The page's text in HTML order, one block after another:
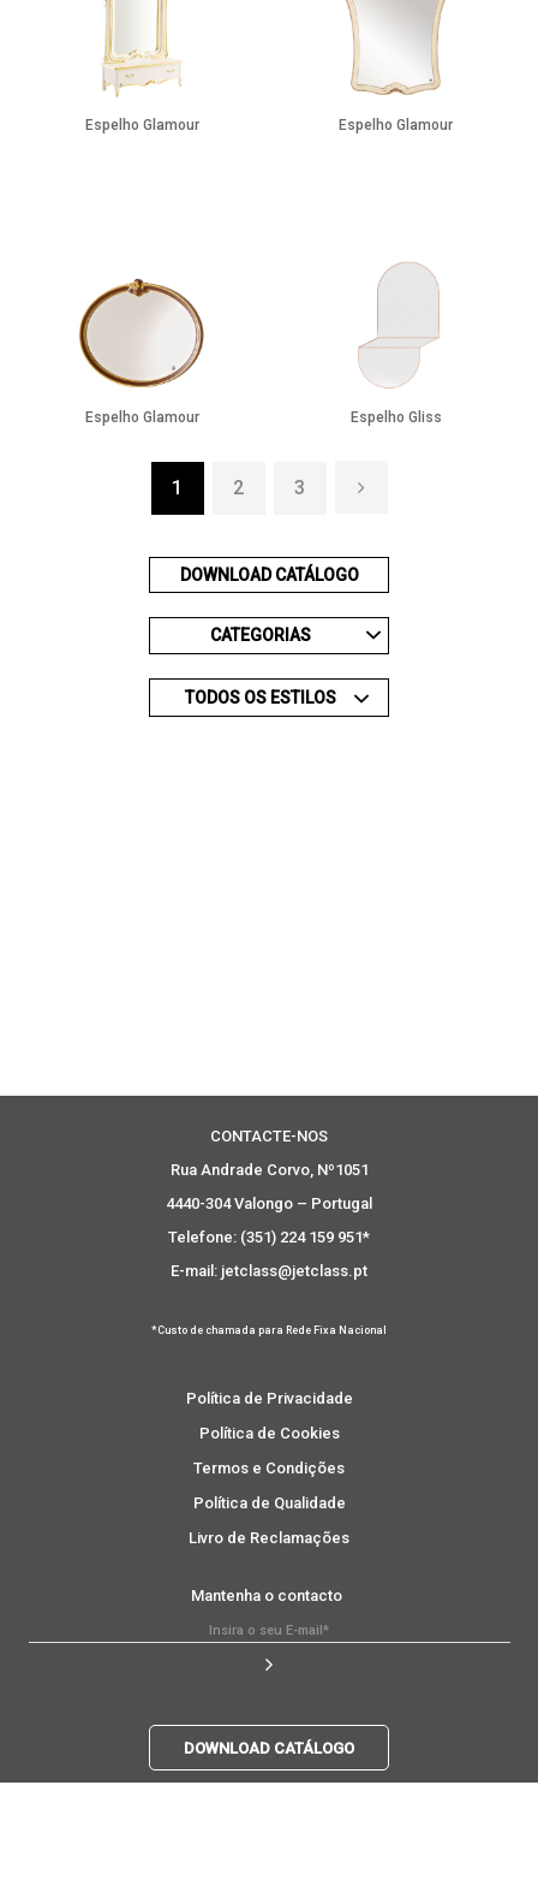
Espelho Glamour Espelho Glamour
Espelho Glamour Espelho Gliss
1 2 3
DOWNLOAD CATÁLOGO
CATEGORIAS
TODOS OS ESTILOS
CONTACTE-NOS
Rua Andrade Corvo, Nº1051
4440-304 Valongo – Portugal
Telefone: (351) 224 159 951*
E-mail: jetclass@jetclass.pt
*Custo de chamada para Rede Fixa Nacional
Política de Privacidade
Política de Cookies
Termos e Condições
Política de Qualidade
Livro de Reclamações
Mantenha o contacto
DOWNLOAD CATÁLOGO